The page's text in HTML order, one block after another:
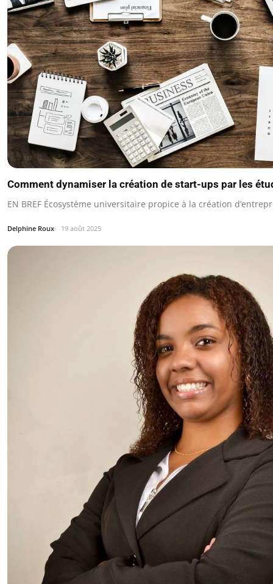
Comment dynamiser la création de start-ups par les
EN BREF Écosystème universitaire propice à la création
Delphine Roux 19 août 2025